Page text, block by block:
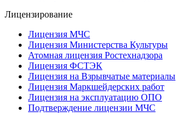
Лицензирование
Лицензия МЧС
Лицензия Министерства Культуры
Атомная лицензия Ростехнадзора
Лицензия ФСТЭК
Лицензия на Взрывчатые материалы
Лицензия Маркшейдерских работ
Лицензия на эксплуатацию ОПО
Подтверждение лицензии МЧС